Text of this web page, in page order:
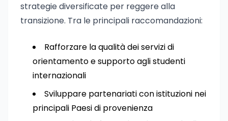
strategie diversificate per reggere alla
transizione. Tra le principali raccomandazioni:
Rafforzare la qualità dei servizi di
orientamento e supporto agli studenti
internazionali
Sviluppare partenariati con istituzioni nei
principali Paesi di provenienza